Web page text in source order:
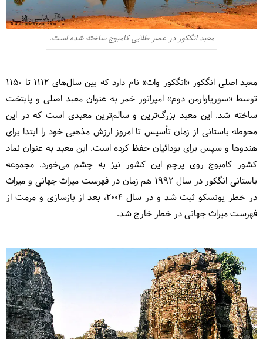
معبد انگکور در عصر طلایی کامبوج ساخته شده است.
معبد اصلی انگکور «انگکور وات» نام دارد که بین سال‌های 1112 تا 1150
توسط «سوریاوارمن دوم» امپراتور خمر به عنوان معبد اصلی و پایتخت
ساخته شد. این معبد بزرگ‌ترین و سالم‌ترین معبدی است که در این
محوطه باستانی از زمان تأسیس تا امروز ارزش مذهبی خود را ابتدا برای
هندوها و سپس برای بودائیان حفظ کرده است. این معبد به عنوان نماد
کشور کامبوج روی پرچم این کشور نیز به چشم می‌خورد. مجموعه
باستانی انگکور در سال 1992 هم‌ زمان در فهرست میراث جهانی و میراث
در خطر یونسکو ثبت شد و در سال 2004، بعد از بازسازی و مرمت از
فهرست میراث جهانی در خطر خارج شد.